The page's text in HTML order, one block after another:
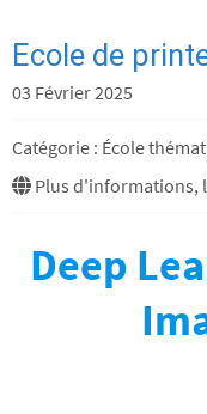
Ecole de
03 Février 2025
Catégorie : École
Plus d'informations,
Deep